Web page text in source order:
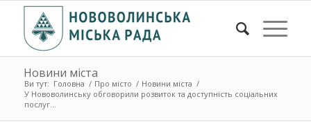
Новини міста
Ви тут: Головна / Про місто / Новини міста /
У Нововолинську обговорили розвиток та доступність соціальних
послуг...